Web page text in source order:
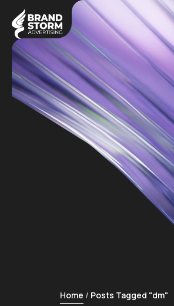
Home Posts Tagged "dm"